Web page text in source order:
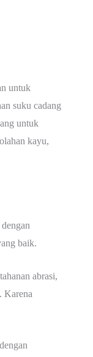
untuk
suku cadang
untuk
kayu,
baik.
abrasi,
Karena